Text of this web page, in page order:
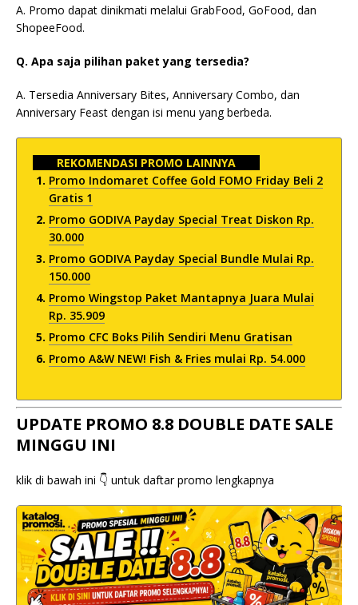
A. Promo dapat dinikmati melalui GrabFood, GoFood, dan
ShopeeFood.
Q. Apa saja pilihan paket yang tersedia?
A. Tersedia Anniversary Bites, Anniversary Combo, dan
Anniversary Feast dengan isi menu yang berbeda.
REKOMENDASI PROMO LAINNYA
Promo Indomaret Coffee Gold FOMO Friday Beli 2
Gratis 1
Promo GODIVA Payday Special Treat Diskon Rp.
30.000
Promo GODIVA Payday Special Bundle Mulai Rp.
150.000
Promo Wingstop Paket Mantapnya Juara Mulai
Rp. 35.909
Promo CFC Boks Pilih Sendiri Menu Gratisan
Promo A&W NEW! Fish & Fries mulai Rp. 54.000
UPDATE PROMO 8.8 DOUBLE DATE SALE
MINGGU INI
klik di bawah ini 👇 untuk daftar promo lengkapnya